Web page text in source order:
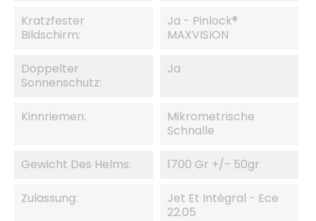
Kratzfester
Bildschirm:
Ja - Pinlock®
MAXVISION
Doppelter
Sonnenschutz:
Ja
Kinnriemen:
Mikrometrische
Schnalle
Gewicht Des Helms: 1700 Gr +/- 50gr
Zulassung:
Jet Et Intégral - Ece
22.05